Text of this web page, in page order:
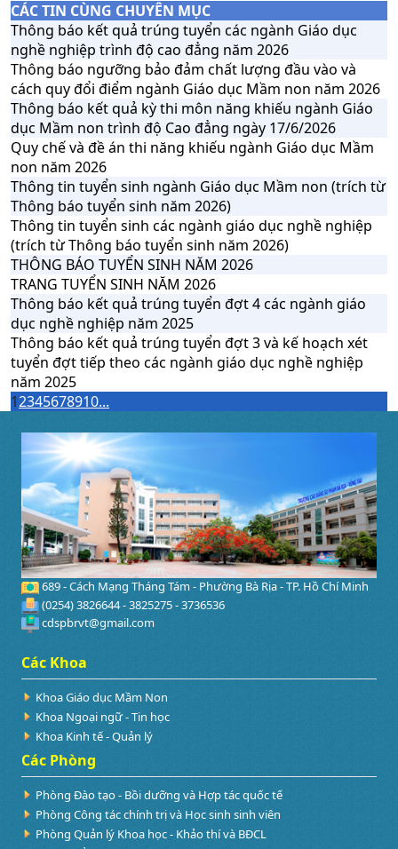
CÁC TIN CÙNG CHUYÊN MỤC
Thông báo kết quả trúng tuyển các ngành Giáo dục
nghề nghiệp trình độ cao đẳng năm 2026
Thông báo ngưỡng bảo đảm chất lượng đầu vào và
cách quy đổi điểm ngành Giáo dục Mầm non năm 2026
Thông báo kết quả kỳ thi môn năng khiếu ngành Giáo
dục Mầm non trình độ Cao đẳng ngày 17/6/2026
Quy chế và đề án thi năng khiếu ngành Giáo dục Mầm
non năm 2026
Thông tin tuyển sinh ngành Giáo dục Mầm non (trích từ
Thông báo tuyển sinh năm 2026)
Thông tin tuyển sinh các ngành giáo dục nghề nghiệp
(trích từ Thông báo tuyển sinh năm 2026)
THÔNG BÁO TUYỂN SINH NĂM 2026
TRANG TUYỂN SINH NĂM 2026
Thông báo kết quả trúng tuyển đợt 4 các ngành giáo
dục nghề nghiệp năm 2025
Thông báo kết quả trúng tuyển đợt 3 và kế hoạch xét
tuyển đợt tiếp theo các ngành giáo dục nghề nghiệp
năm 2025
12345678910...
689 - Cách Mạng Tháng Tám - Phường Bà Rịa - TP. Hồ Chí Minh
(0254) 3826644 - 3825275 - 3736536
cdspbrvt@gmail.com
Các Khoa
Khoa Giáo dục Mầm Non
Khoa Ngoại ngữ - Tin học
Khoa Kinh tế - Quản lý
Các Phòng
Phòng Đào tạo - Bồi dưỡng và Hợp tác quốc tế
Phòng Công tác chính trị và Học sinh sinh viên
Phòng Quản lý Khoa học - Khảo thí và BĐCL